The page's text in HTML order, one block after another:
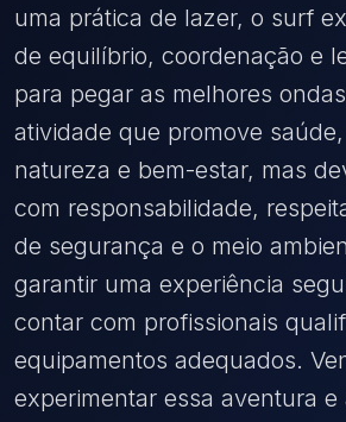
uma prática de lazer, o surf
de equilíbrio, coordenação e
para pegar as melhores
atividade que promove
natureza e bem-estar, mas
com responsabilidade,
de segurança e o meio
garantir uma experiência
contar com profissionais
equipamentos adequados.
experimentar essa aventura e